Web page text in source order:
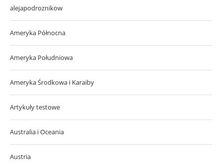
alejapodroznikow
Ameryka Północna
Ameryka Południowa
Ameryka Środkowa i Karaiby
Artykuły testowe
Australia i Oceania
Austria